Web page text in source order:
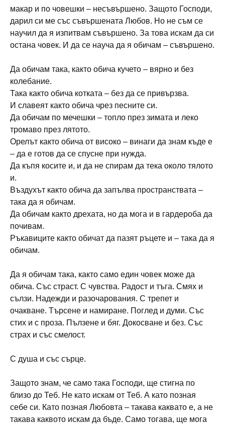
макар и по човешки – несъвършено. Защото Господи,
дарил си ме със съвършената Любов. Но не съм се
научил да я изпитвам съвършено. За това искам да си
остана човек. И да се науча да я обичам – съвършено.
Да обичам така, както обича кучето – вярно и без
колебание.
Така както обича котката – без да се привързва.
И славеят както обича чрез песните си.
Да обичам по мечешки – топло през зимата и леко
тромаво през лятото.
Орелът както обича от високо – винаги да знам къде е
– да е готов да се спусне при нужда.
Да къпя косите и, и да не спирам да тека около тялото
и.
Въздухът както обича да запълва пространствата –
така да я обичам.
Да обичам както дрехата, но да мога и в гардероба да
почивам.
Ръкавиците както обичат да пазят ръцете и – така да я
обичам.
Да я обичам така, както само един човек може да
обича. Със страст. С чувства. Радост и тъга. Смях и
сълзи. Надежди и разочарования. С трепет и
очакване. Търсене и намиране. Поглед и думи. Със
стих и с проза. Пълзене и бяг. Докосване и без. Със
страх и със смелост.
С душа и със сърце.
Защото знам, че само така Господи, ще стигна по
близо до Теб. Не като искам от Теб. А като позная
себе си. Като позная Любовта – такава каквато е, а не
такава каквото искам да бъде. Само тогава, ще мога